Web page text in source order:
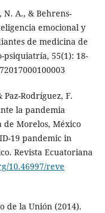
N. A., & Behrens-
emocional y
de medicina de
55(1): 18-
Paz-Rodríguez, F.
la pandemia
de Morelos, México
19 pandemic in
Revista Ecuatoriana
10.46997/reve
de la Unión (2014).